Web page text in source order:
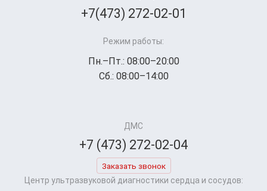
+7(473) 272-02-01
Режим работы:
Пн.–Пт.: 08:00–20:00
Сб.: 08:00–14:00
ДМС
+7 (473) 272-02-04
Заказать звонок
Центр ультразвуковой диагностики сердца и сосудов: